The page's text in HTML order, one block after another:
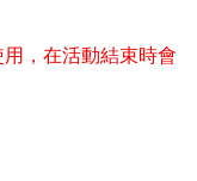
，在活動結束時會